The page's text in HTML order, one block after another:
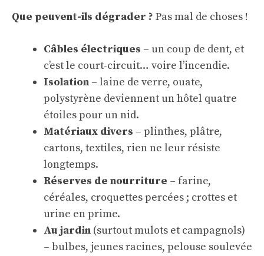
Que peuvent-ils dégrader ? Pas mal de choses !
Câbles électriques – un coup de dent, et
c’est le court-circuit… voire l’incendie.
Isolation – laine de verre, ouate,
polystyrène deviennent un hôtel quatre
étoiles pour un nid.
Matériaux divers – plinthes, plâtre,
cartons, textiles, rien ne leur résiste
longtemps.
Réserves de nourriture – farine,
céréales, croquettes percées ; crottes et
urine en prime.
Au jardin (surtout mulots et campagnols)
– bulbes, jeunes racines, pelouse soulevée